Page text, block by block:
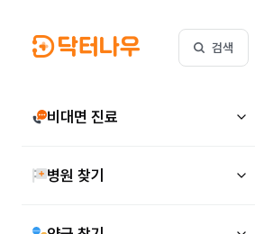
검색
비대면 진료
병원 찾기